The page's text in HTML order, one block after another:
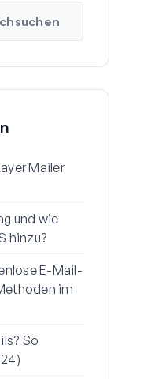
Mailer
und wie
hinzu?
E-Mail-
im
So